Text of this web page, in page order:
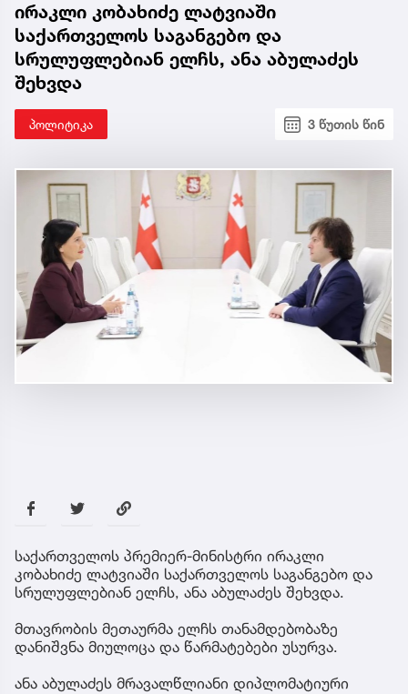
ირაკლი კობახიძე ლატვიაში
საქართველოს საგანგებო და
სრულუფლებიან ელჩს, ანა აბულაძეს
შეხვდა
პოლიტიკა 3 წუთის წინ
საქართველოს პრემიერ-მინისტრი ირაკლი
კობახიძე ლატვიაში საქართველოს საგანგებო და
სრულუფლებიან ელჩს, ანა აბულაძეს შეხვდა.
მთავრობის მეთაურმა ელჩს თანამდებობაზე
დანიშვნა მიულოცა და წარმატებები უსურვა.
ანა აბულაძეს მრავალწლიანი დიპლომატიური